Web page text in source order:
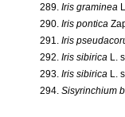
289. Iris graminea
290. Iris pontica
291. Iris
292. Iris sibirica L.
293. Iris sibirica L.
294. Sisyrinchium